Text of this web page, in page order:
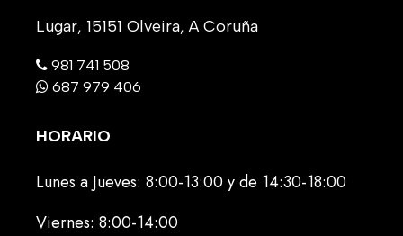
Lugar, 15151 Olveira, A Coruña
981 741 508
687 979 406
HORARIO
Lunes a Jueves: 8:00-13:00 y de 14:30-18:00
Viernes: 8:00-14:00